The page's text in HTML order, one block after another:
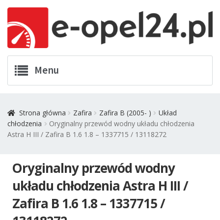
nawigacji
treści
Menu
Zamówienia
Koszyk
Promocje
Strona główna Zafira Zafira B (2005- )
Układ
chłodzenia
Oryginalny przewód wodny układu chłodzenia
Astra H III / Zafira B 1.6 1.8 – 1337715 / 13118272
Oryginalny przewód wodny
układu chłodzenia Astra H III /
Zafira B 1.6 1.8 – 1337715 /